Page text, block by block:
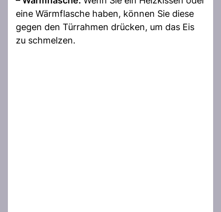
eine Wärmflasche haben, können Sie diese
gegen den Türrahmen drücken, um das Eis
zu schmelzen.